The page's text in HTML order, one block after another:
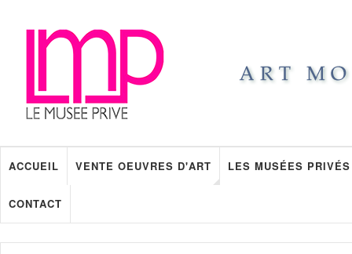
ACCUEIL VENTE OEUVRES D'ART LES MUSÉES PRIVÉS
CONTACT